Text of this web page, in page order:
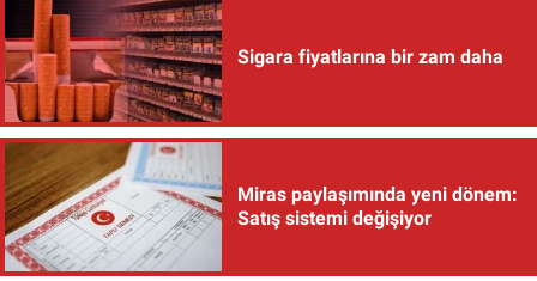
Sigara fiyatlarına bir zam daha
Miras paylaşımında yeni dönem:
Satış sistemi değişiyor